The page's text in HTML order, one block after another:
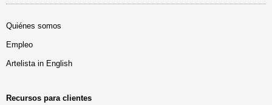
Quiénes somos
Empleo
Artelista in English
Recursos para clientes